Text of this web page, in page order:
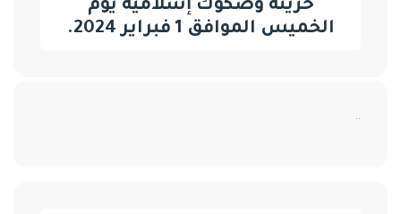
خزينة وصكوك إسلامية يوم
الخميس الموافق 1 فبراير 2024.
..